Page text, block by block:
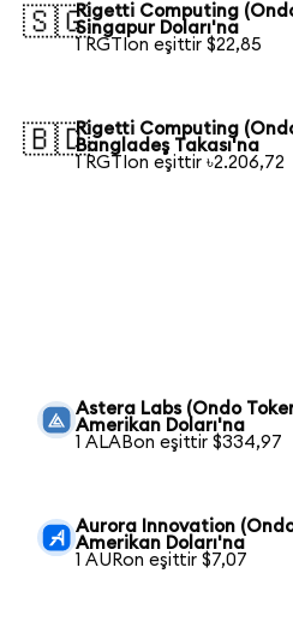
🇸🇬Rigetti Computing
Singapur Doları'na
1 RGTIon eşittir $22,85
🇧🇩Rigetti Computing
Bangladeş Takası'na
1 RGTIon eşittir ৳2.206,72
Astera Labs (Ondo
Amerikan Doları'na
1 ALABon eşittir $334,97
Aurora Innovation
Amerikan Doları'na
1 AURon eşittir $7,07